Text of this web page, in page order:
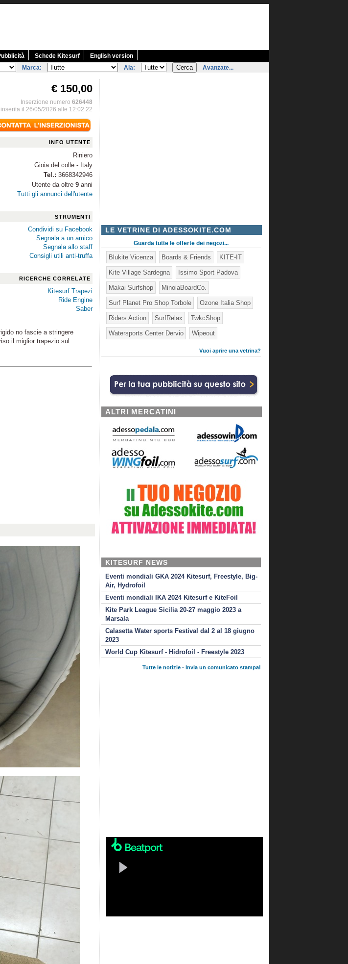
Schede Kitesurf
English version
Marca: Ala: Avanzate...
€ 150,00
Inserzione numero 626448
inserita il 26/05/2026 alle 12:02:22
INFO UTENTE
Riniero
Gioia del colle - Italy
Tel.: 3668342946
Utente da oltre 9 anni
Tutti gli annunci dell'utente
STRUMENTI
Condividi su Facebook
Segnala a un amico
Segnala allo staff
Consigli utili anti-truffa
RICERCHE CORRELATE
Kitesurf Trapezi
Ride Engine
Saber
no fascie a stringere
il miglior trapezio sul
LE VETRINE DI ADESSOKITE.COM
Guarda tutte le offerte dei negozi...
Blukite Vicenza Boards & Friends KITE-IT
Kite Village Sardegna Issimo Sport Padova
Makai Surfshop MinoiaBoardCo.
Surf Planet Pro Shop Torbole Ozone Italia Shop
Riders Action SurfRelax TwkcShop
Watersports Center Dervio Wipeout
Vuoi aprire una vetrina?
ALTRI MERCATINI
KITESURF NEWS
Eventi mondiali GKA 2024 Kitesurf, Freestyle, Big-
Air, Hydrofoil
Eventi mondiali IKA 2024 Kitesurf e KiteFoil
Kite Park League Sicilia 20-27 maggio 2023 a
Marsala
Calasetta Water sports Festival dal 2 al 18 giugno
2023
World Cup Kitesurf - Hidrofoil - Freestyle 2023
Tutte le notizie -Invia un comunicato stampa!